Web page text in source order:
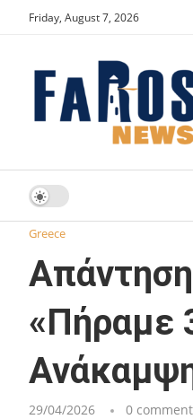
Friday, August 7, 2026
Home
Greece
«Πήραμε
29/04/2026 0